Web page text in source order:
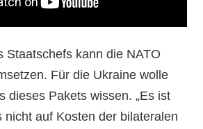
Staatschefs kann die NATO
Für die Ukraine wolle
dieses Pakets wissen. „Es ist
nicht auf Kosten der bilateralen